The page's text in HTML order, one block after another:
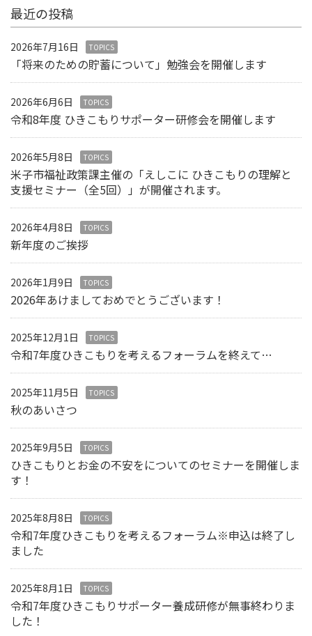
最近の投稿
2026年7月16日 TOPICS
「将来のための貯蓄について」勉強会を開催します
2026年6月6日 TOPICS
令和8年度 ひきこもりサポーター研修会を開催します
2026年5月8日 TOPICS
米子市福祉政策課主催の「えしこに ひきこもりの理解と
支援セミナー（全5回）」が開催されます。
2026年4月8日 TOPICS
新年度のご挨拶
2026年1月9日 TOPICS
2026年あけましておめでとうございます！
2025年12月1日 TOPICS
令和7年度ひきこもりを考えるフォーラムを終えて…
2025年11月5日 TOPICS
秋のあいさつ
2025年9月5日 TOPICS
ひきこもりとお金の不安をについてのセミナーを開催しま
す！
2025年8月8日 TOPICS
令和7年度ひきこもりを考えるフォーラム※申込は終了し
ました
2025年8月1日 TOPICS
令和7年度ひきこもりサポーター養成研修が無事終わりま
した！